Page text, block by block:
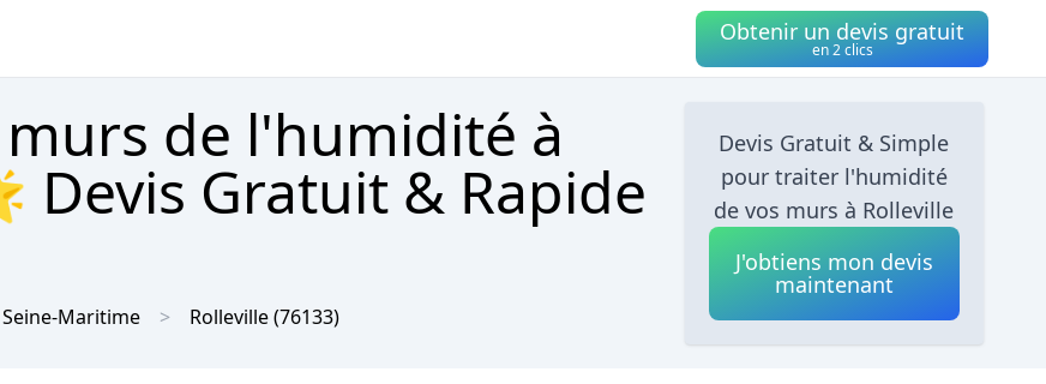
Obtenir un devis gratuit
en 2 clics
de l'humidité à
Devis Gratuit & Rapide
Seine-Maritime Rolleville(76133)
Devis Gratuit & Simple
pour traiter l'humidité
de vos murs à Rolleville
J'obtiens mon devis
maintenant